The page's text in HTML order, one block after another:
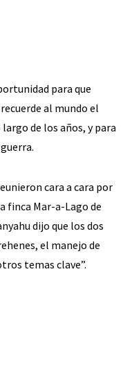
para que
al mundo el
de los años, y para
cara a cara por
finca Mar-a-Lago de
dijo que los dos
el manejo de
temas clave”.